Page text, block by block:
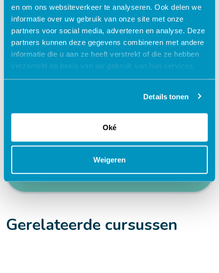
en om ons websiteverkeer te analyseren. Ook delen we
informatie over uw gebruik van onze site met onze
partners voor social media, adverteren en analyse. Deze
partners kunnen deze gegevens combineren met andere
informatie die u aan ze heeft verstrekt of die ze hebben
verzameld op basis van uw gebruik van hun services.
Details tonen
Oké
Weigeren
Waarom kiezen voor deze
e-learning?
Praktijkgericht – ontwikkeld samen met
24/7 toegang tot lesmateriaal
Accreditatiepunten worden automatisch
bijgeschreven
Gerelateerde cursussen